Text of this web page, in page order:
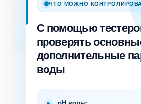
ЧТО МОЖНО
С помощью
проверять
дополнительные
воды